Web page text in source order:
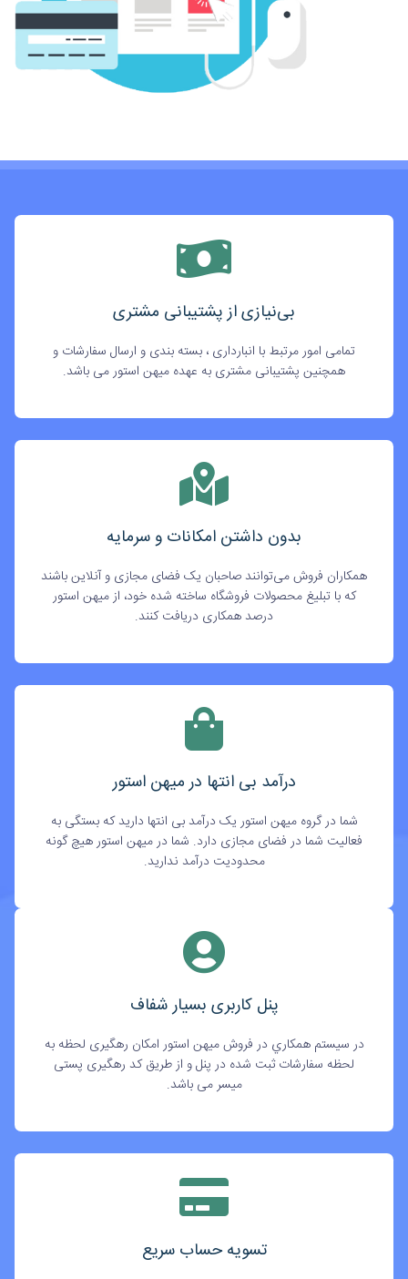
بی‌نیازی از پشتیبانی مشتری
تمامی امور مرتبط با انبارداری ، بسته بندی و ارسال سفارشات و
همچنین پشتیبانی مشتری به عهده میهن استور می باشد.
بدون داشتن امکانات و سرمایه
همکاران فروش می‌توانند صاحبان یک فضای مجازی و آنلاین باشند
که با تبلیغ محصولات فروشگاه ساخته شده خود، از میهن استور
درصد همکاری دریافت کنند.
درآمد بی انتها در میهن استور
شما در گروه میهن استور یک درآمد بی انتها دارید که بستگی به
فعالیت شما در فضای مجازی دارد. شما در میهن استور هیچ گونه
محدودیت درآمد ندارید.
پنل کاربری بسیار شفاف
در سيستم همکاري در فروش میهن استور امکان رهگیری لحظه به
لحظه سفارشات ثبت شده در پنل و از طریق کد رهگیری پستی
میسر می باشد.
تسویه حساب سریع